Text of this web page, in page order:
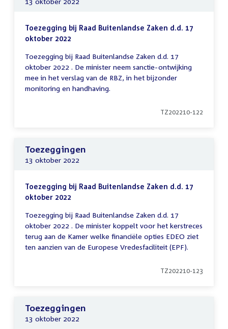
Toezegging bij Raad Buitenlandse Zaken d.d. 17
oktober 2022
Toezegging bij Raad Buitenlandse Zaken d.d. 17
oktober 2022 . De minister neem sanctie-ontwijking
mee in het verslag van de RBZ, in het bijzonder
monitoring en handhaving.
TZ202210-122
Toezeggingen
13 oktober 2022
Toezegging bij Raad Buitenlandse Zaken d.d. 17
oktober 2022
Toezegging bij Raad Buitenlandse Zaken d.d. 17
oktober 2022 . De minister koppelt voor het kerstreces
terug aan de Kamer welke financiële opties EDEO ziet
ten aanzien van de Europese Vredesfaciliteit (EPF).
TZ202210-123
Toezeggingen
13 oktober 2022